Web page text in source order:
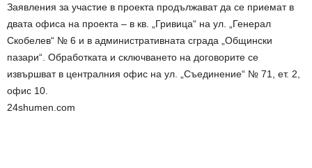
Заявления за участие в проекта продължават да се приемат в
двата офиса на проекта – в кв. „Гривица“ на ул. „Генерал
Скобелев“ № 6 и в административната сграда „Общински
пазари“. Обработката и сключването на договорите се
извършват в централния офис на ул. „Съединение“ № 71, ет. 2,
офис 10.
24shumen.com